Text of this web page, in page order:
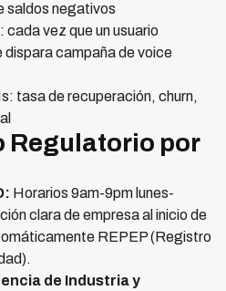
saldos negativos
vez que un usuario
campaña de voice
tasa de recuperación, churn,
Regulatorio por
Horarios 9am-9pm lunes-
clara de empresa al inicio de
REPEP (Registro
de Industria y